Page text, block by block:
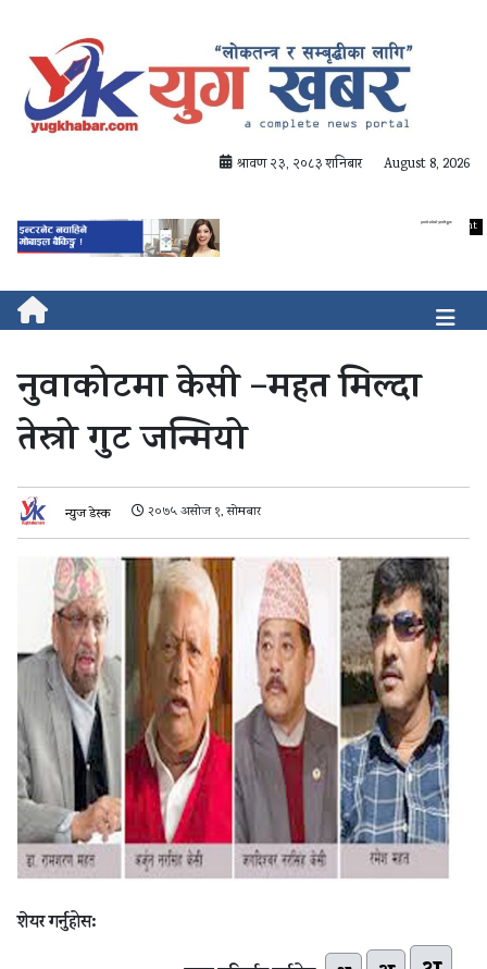
श्रावण २३, २०८३ शनिबार August 8, 2026
नुवाकोटमा केसी –महत मिल्दा
तेस्रो गुट जन्मियो
न्युज डेस्क २०७५ असोज १, सोमबार
शेयर गर्नुहोस: